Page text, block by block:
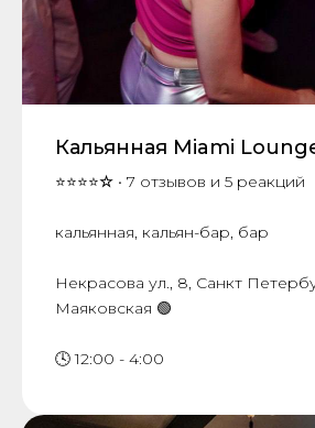
Кальянная Miami
⭐⭐⭐⭐☆ • 7 отзывов и 5 реакций
кальянная, кальян-бар, бар
Некрасова ул., 8, Санкт
Маяковская 🟢
🕓 12:00 - 4:00